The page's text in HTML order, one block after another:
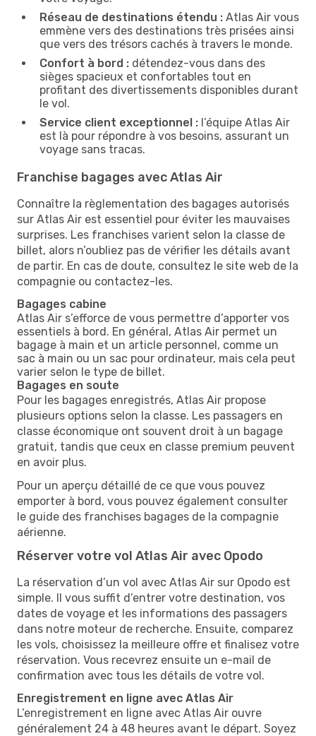
Réseau de destinations étendu : Atlas Air vous
emmène vers des destinations très prisées ainsi
que vers des trésors cachés à travers le monde.
Confort à bord : détendez-vous dans des
sièges spacieux et confortables tout en
profitant des divertissements disponibles durant
le vol.
Service client exceptionnel : l’équipe Atlas Air
est là pour répondre à vos besoins, assurant un
voyage sans tracas.
Franchise bagages avec Atlas Air
Connaître la règlementation des bagages autorisés
sur Atlas Air est essentiel pour éviter les mauvaises
surprises. Les franchises varient selon la classe de
billet, alors n’oubliez pas de vérifier les détails avant
de partir. En cas de doute, consultez le site web de la
compagnie ou contactez-les.
Bagages cabine
Atlas Air s’efforce de vous permettre d’apporter vos
essentiels à bord. En général, Atlas Air permet un
bagage à main et un article personnel, comme un
sac à main ou un sac pour ordinateur, mais cela peut
varier selon le type de billet.
Bagages en soute
Pour les bagages enregistrés, Atlas Air propose
plusieurs options selon la classe. Les passagers en
classe économique ont souvent droit à un bagage
gratuit, tandis que ceux en classe premium peuvent
en avoir plus.
Pour un aperçu détaillé de ce que vous pouvez
emporter à bord, vous pouvez également consulter
le guide des franchises bagages de la compagnie
aérienne.
Réserver votre vol Atlas Air avec Opodo
La réservation d’un vol avec Atlas Air sur Opodo est
simple. Il vous suffit d’entrer votre destination, vos
dates de voyage et les informations des passagers
dans notre moteur de recherche. Ensuite, comparez
les vols, choisissez la meilleure offre et finalisez votre
réservation. Vous recevrez ensuite un e-mail de
confirmation avec tous les détails de votre vol.
Enregistrement en ligne avec Atlas Air
L’enregistrement en ligne avec Atlas Air ouvre
généralement 24 à 48 heures avant le départ. Soyez